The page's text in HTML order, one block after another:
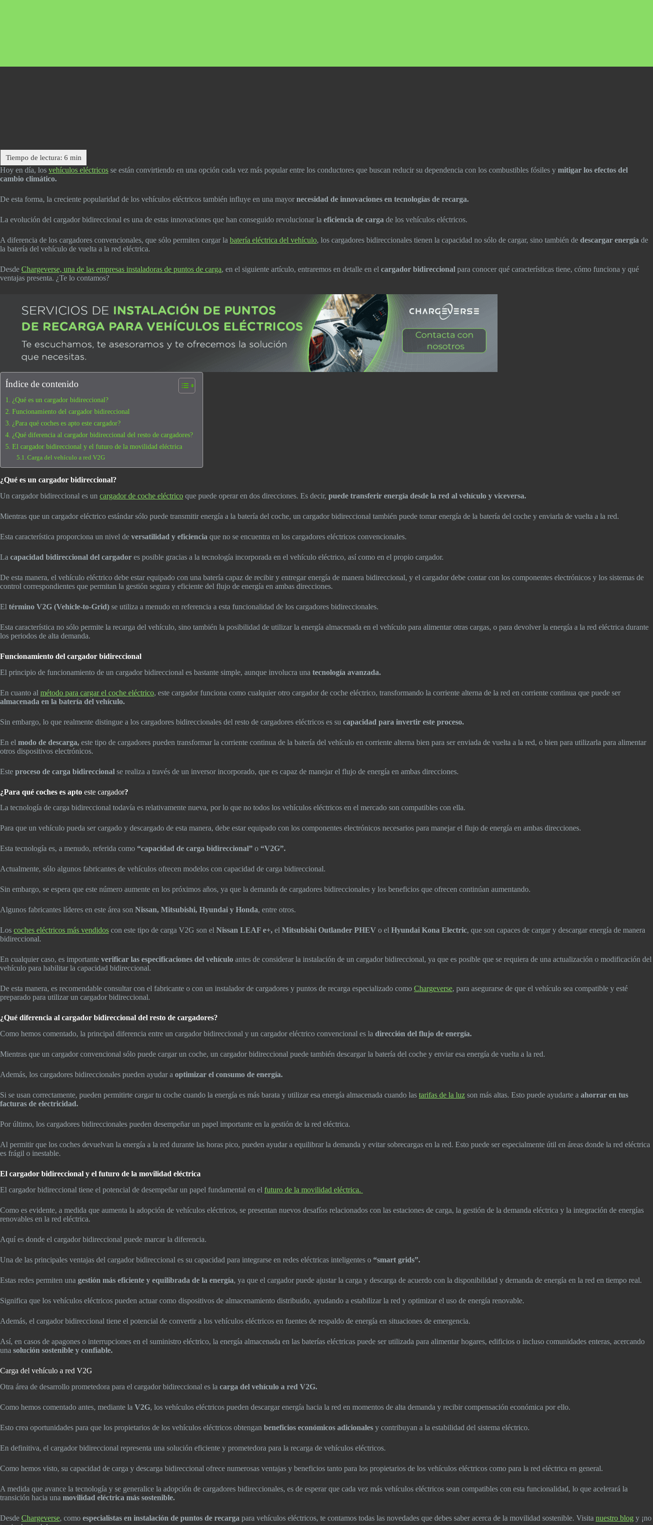
Hoy en día, los vehículos eléctricos se están convirtiendo en una opción cada vez más popular entre los conductores que buscan reducir su dependencia con los combustibles fósiles y mitigar los efectos del
cambio climático.
De esta forma, la creciente popularidad de los vehículos eléctricos también influye en una mayor necesidad de innovaciones en tecnologías de recarga.
La evolución del cargador bidireccional es una de estas innovaciones que han conseguido revolucionar la eficiencia de carga de los vehículos eléctricos.
A diferencia de los cargadores convencionales, que sólo permiten cargar la batería eléctrica del vehículo, los cargadores bidireccionales tienen la capacidad no sólo de cargar, sino también de descargar energía de
la batería del vehículo de vuelta a la red eléctrica.
Desde Chargeverse, una de las empresas instaladoras de puntos de carga, en el siguiente artículo, entraremos en detalle en el cargador bidireccional para conocer qué características tiene, cómo funciona y qué
ventajas presenta. ¿Te lo contamos?
Índice de contenido
¿Qué es un cargador bidireccional?
Funcionamiento del cargador bidireccional
¿Para qué coches es apto este cargador?
¿Qué diferencia al cargador bidireccional del resto de cargadores?
El cargador bidireccional y el futuro de la movilidad eléctrica
Carga del vehículo a red V2G
¿Qué es un cargador bidireccional?
Un cargador bidireccional es un cargador de coche eléctrico que puede operar en dos direcciones. Es decir, puede transferir energía desde la red al vehículo y viceversa.
Mientras que un cargador eléctrico estándar sólo puede transmitir energía a la batería del coche, un cargador bidireccional también puede tomar energía de la batería del coche y enviarla de vuelta a la red.
Esta característica proporciona un nivel de versatilidad y eficiencia que no se encuentra en los cargadores eléctricos convencionales.
La capacidad bidireccional del cargador es posible gracias a la tecnología incorporada en el vehículo eléctrico, así como en el propio cargador.
De esta manera, el vehículo eléctrico debe estar equipado con una batería capaz de recibir y entregar energía de manera bidireccional, y el cargador debe contar con los componentes electrónicos y los sistemas de
control correspondientes que permitan la gestión segura y eficiente del flujo de energía en ambas direcciones.
El término V2G (Vehicle-to-Grid) se utiliza a menudo en referencia a esta funcionalidad de los cargadores bidireccionales.
Esta característica no sólo permite la recarga del vehículo, sino también la posibilidad de utilizar la energía almacenada en el vehículo para alimentar otras cargas, o para devolver la energía a la red eléctrica durante
los periodos de alta demanda.
Funcionamiento del cargador bidireccional
El principio de funcionamiento de un cargador bidireccional es bastante simple, aunque involucra una tecnología avanzada.
En cuanto al método para cargar el coche eléctrico, este cargador funciona como cualquier otro cargador de coche eléctrico, transformando la corriente alterna de la red en corriente continua que puede ser
almacenada en la batería del vehículo.
Sin embargo, lo que realmente distingue a los cargadores bidireccionales del resto de cargadores eléctricos es su capacidad para invertir este proceso.
En el modo de descarga, este tipo de cargadores pueden transformar la corriente continua de la batería del vehículo en corriente alterna bien para ser enviada de vuelta a la red, o bien para utilizarla para alimentar
otros dispositivos electrónicos.
Este proceso de carga bidireccional se realiza a través de un inversor incorporado, que es capaz de manejar el flujo de energía en ambas direcciones.
¿Para qué coches es apto este cargador?
La tecnología de carga bidireccional todavía es relativamente nueva, por lo que no todos los vehículos eléctricos en el mercado son compatibles con ella.
Para que un vehículo pueda ser cargado y descargado de esta manera, debe estar equipado con los componentes electrónicos necesarios para manejar el flujo de energía en ambas direcciones.
Esta tecnología es, a menudo, referida como “capacidad de carga bidireccional” o “V2G”.
Actualmente, sólo algunos fabricantes de vehículos ofrecen modelos con capacidad de carga bidireccional.
Sin embargo, se espera que este número aumente en los próximos años, ya que la demanda de cargadores bidireccionales y los beneficios que ofrecen continúan aumentando.
Algunos fabricantes líderes en este área son Nissan, Mitsubishi, Hyundai y Honda, entre otros.
Los coches eléctricos más vendidos con este tipo de carga V2G son el Nissan LEAF e+, el Mitsubishi Outlander PHEV o el Hyundai Kona Electric, que son capaces de cargar y descargar energía de manera
bidireccional.
En cualquier caso, es importante verificar las especificaciones del vehículo antes de considerar la instalación de un cargador bidireccional, ya que es posible que se requiera de una actualización o modificación del
vehículo para habilitar la capacidad bidireccional.
De esta manera, es recomendable consultar con el fabricante o con un instalador de cargadores y puntos de recarga especializado como Chargeverse, para asegurarse de que el vehículo sea compatible y esté
preparado para utilizar un cargador bidireccional.
¿Qué diferencia al cargador bidireccional del resto de cargadores?
Como hemos comentado, la principal diferencia entre un cargador bidireccional y un cargador eléctrico convencional es la dirección del flujo de energía.
Mientras que un cargador convencional sólo puede cargar un coche, un cargador bidireccional puede también descargar la batería del coche y enviar esa energía de vuelta a la red.
Además, los cargadores bidireccionales pueden ayudar a optimizar el consumo de energía.
Si se usan correctamente, pueden permitirte cargar tu coche cuando la energía es más barata y utilizar esa energía almacenada cuando las tarifas de la luz son más altas. Esto puede ayudarte a ahorrar en tus
facturas de electricidad.
Por último, los cargadores bidireccionales pueden desempeñar un papel importante en la gestión de la red eléctrica.
Al permitir que los coches devuelvan la energía a la red durante las horas pico, pueden ayudar a equilibrar la demanda y evitar sobrecargas en la red. Esto puede ser especialmente útil en áreas donde la red eléctrica
es frágil o inestable.
El cargador bidireccional y el futuro de la movilidad eléctrica
El cargador bidireccional tiene el potencial de desempeñar un papel fundamental en el futuro de la movilidad eléctrica.
Como es evidente, a medida que aumenta la adopción de vehículos eléctricos, se presentan nuevos desafíos relacionados con las estaciones de carga, la gestión de la demanda eléctrica y la integración de energías
renovables en la red eléctrica.
Aquí es donde el cargador bidireccional puede marcar la diferencia.
Una de las principales ventajas del cargador bidireccional es su capacidad para integrarse en redes eléctricas inteligentes o “smart grids”.
Estas redes permiten una gestión más eficiente y equilibrada de la energía, ya que el cargador puede ajustar la carga y descarga de acuerdo con la disponibilidad y demanda de energía en la red en tiempo real.
Significa que los vehículos eléctricos pueden actuar como dispositivos de almacenamiento distribuido, ayudando a estabilizar la red y optimizar el uso de energía renovable.
Además, el cargador bidireccional tiene el potencial de convertir a los vehículos eléctricos en fuentes de respaldo de energía en situaciones de emergencia.
Así, en casos de apagones o interrupciones en el suministro eléctrico, la energía almacenada en las baterías eléctricas puede ser utilizada para alimentar hogares, edificios o incluso comunidades enteras, acercando
una solución sostenible y confiable.
Carga del vehículo a red V2G
Otra área de desarrollo prometedora para el cargador bidireccional es la carga del vehículo a red V2G.
Como hemos comentado antes, mediante la V2G, los vehículos eléctricos pueden descargar energía hacia la red en momentos de alta demanda y recibir compensación económica por ello.
Esto crea oportunidades para que los propietarios de los vehículos eléctricos obtengan beneficios económicos adicionales y contribuyan a la estabilidad del sistema eléctrico.
En definitiva, el cargador bidireccional representa una solución eficiente y prometedora para la recarga de vehículos eléctricos.
Como hemos visto, su capacidad de carga y descarga bidireccional ofrece numerosas ventajas y beneficios tanto para los propietarios de los vehículos eléctricos como para la red eléctrica en general.
A medida que avance la tecnología y se generalice la adopción de cargadores bidireccionales, es de esperar que cada vez más vehículos eléctricos sean compatibles con esta funcionalidad, lo que acelerará la
transición hacia una movilidad eléctrica más sostenible.
Desde Chargeverse, como especialistas en instalación de puntos de recarga para vehículos eléctricos, te contamos todas las novedades que debes saber acerca de la movilidad sostenible. Visita nuestro blog y ¡no